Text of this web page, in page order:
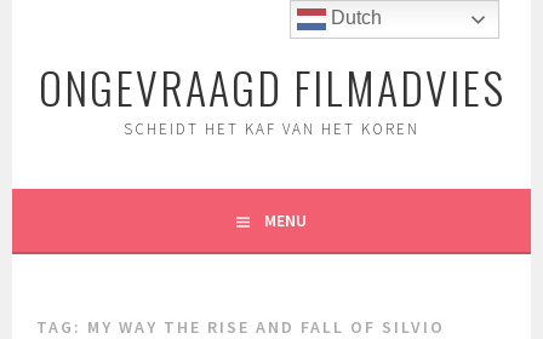
inhoudONGEVRAAGD FILMADVIES
SCHEIDT HET KAF VAN HET KOREN
MENU
TAG: MY WAY THE RISE AND FALL OF SILVIO
Dutch